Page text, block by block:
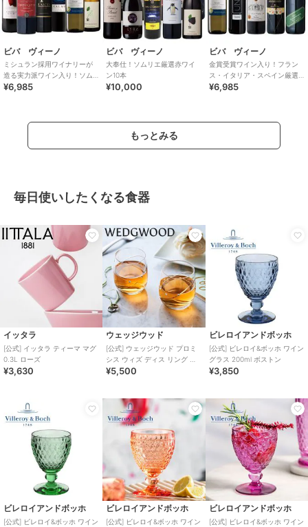
ビバ ヴィーノ
ミシュラン採用ワイナリーが
造る実力派ワイン入り！ソム
リエ厳選赤白6本セット
¥6,985
ビバ ヴィーノ
大奉仕！ソムリエ厳選赤ワイ
ン10本
¥10,000
ビバ ヴィーノ
金賞受賞ワイン入り！フラン
ス・イタリア・スペイン厳選
ワイン5本セット
¥6,985
もっとみる
毎日使いしたくなる食器
イッタラ
[公式] イッタラ ティーマ マグ
0.3L ローズ
¥3,630
ウェッジウッド
[公式] ウェッジウッド プロミ
シス ウィズ ディス リング タ
ンブラー ペア
¥5,500
ビレロイアンドボッホ
[公式] ビレロイ&ボッホ ワイン
グラス 200ml ボストン
¥3,850
ビレロイアンドボッホ
[公式] ビレロイ&ボッホ ワイン
ビレロイアンドボッホ
[公式] ビレロイ&ボッホ ワイン
ビレロイアンドボッホ
[公式] ビレロイ&ボッホ ワイン